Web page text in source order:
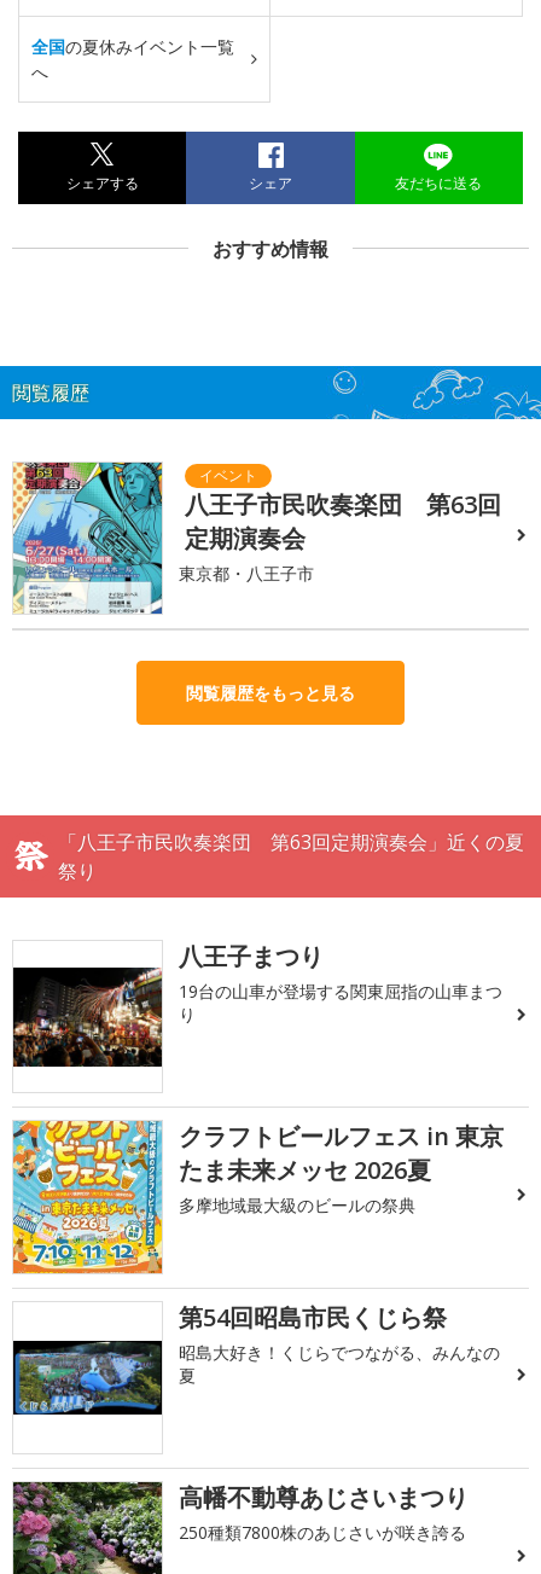
全国の夏休みイベント一覧
へ
シェアする シェア 友だちに送る
おすすめ情報
閲覧履歴
八王子市民吹奏楽団 第63回
定期演奏会
東京都・八王子市
閲覧履歴をもっと見る
「八王子市民吹奏楽団 第63回定期演奏会」近くの夏
祭り
八王子まつり
19台の山車が登場する関東屈指の山車まつ
り
クラフトビールフェス in 東京
たま未来メッセ 2026夏
多摩地域最大級のビールの祭典
第54回昭島市民くじら祭
昭島大好き！くじらでつながる、みんなの
夏
高幡不動尊あじさいまつり
250種類7800株のあじさいが咲き誇る